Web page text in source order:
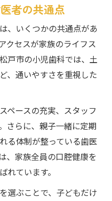
者の共通点
、いくつかの共通点があ
クセスが家族のライフス
戸市の小児歯科では、土
、通いやすさを重視した
ペースの充実、スタッフ
さらに、親子一緒に定期
る体制が整っている歯医
、家族全員の口腔健康を
れています。
選ぶことで、子どもだけ